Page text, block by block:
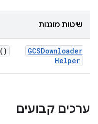
שיטות מוגנות
GCSDownloader
Helper
()
ערכים קבועים